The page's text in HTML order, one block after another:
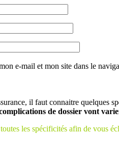
e-mail et mon site dans le
il faut connaitre quelques
de dossier vont
les spécificités afin de vous